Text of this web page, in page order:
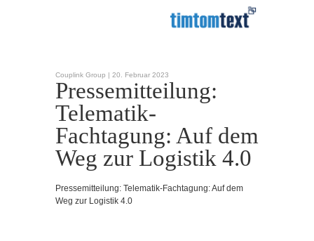
Couplink Group | 20. Februar 2023
Pressemitteilung:
Telematik-
Fachtagung: Auf dem
Weg zur Logistik 4.0
Pressemitteilung: Telematik-Fachtagung: Auf dem
Weg zur Logistik 4.0